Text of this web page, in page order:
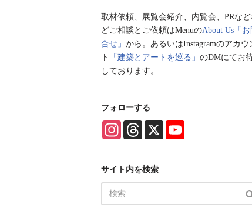
取材依頼、展覧会紹介、内覧会、PRなど
どご相談とご依頼はMenuのAbout Us「お
合せ」 から。あるいはInstagramのアカウ
ト
「建築とアートを巡る」 のDMにてお
しております。
フォローする
I
g
r
a
m
T
d
s
X
Y
e
サイト内を検索